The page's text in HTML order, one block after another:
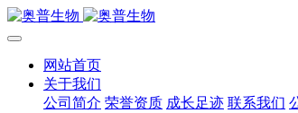
网站首页
关于我们
公司简介 荣誉资质 成长足迹 联系我们